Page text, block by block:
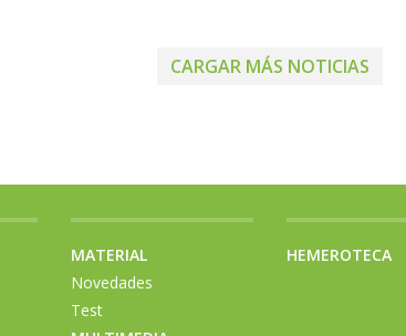
CARGAR MÁS NOTICIAS
MATERIAL
Novedades
Test
HEMEROTECA